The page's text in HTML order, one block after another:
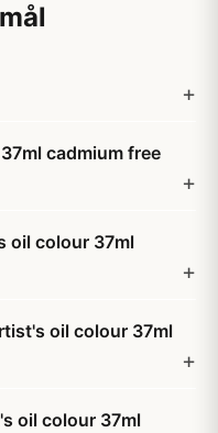
cadmium free
oil colour 37ml
oil colour 37ml
oil colour 37ml